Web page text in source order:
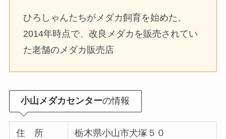
ひろしゃんたちがメダカ飼育を始めた、
2014年時点で、改良メダカを販売されてい
た老舗のメダカ販売店
小山メダカセンターの情報
住 所 栃木県小山市犬塚５０